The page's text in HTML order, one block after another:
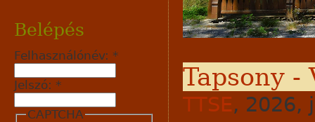
Tapsony -
TTSE, 2026,
Belépés
Felhasználónév: *
Jelszó: *
CAPTCHA